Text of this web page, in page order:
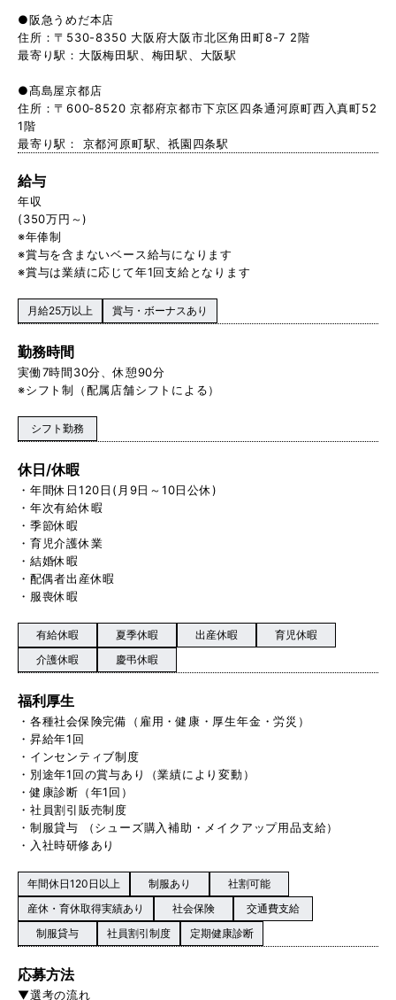
●阪急うめだ本店
住所：〒530-8350 大阪府大阪市北区角田町8-7 2階
最寄り駅：大阪梅田駅、梅田駅、大阪駅
●髙島屋京都店
住所：〒600‑8520 京都府京都市下京区四条通河原町西入真町52
1階
最寄り駅： 京都河原町駅、祇園四条駅
給与
年収
(350万円～)
※年俸制
※賞与を含まないベース給与になります
※賞与は業績に応じて年1回支給となります
月給25万以上 賞与・ボーナスあり
勤務時間
実働7時間30分、休憩90分
※シフト制（配属店舗シフトによる）
シフト勤務
休日/休暇
・年間休日120日(月9日～10日公休)
・年次有給休暇
・季節休暇
・育児介護休業
・結婚休暇
・配偶者出産休暇
・服喪休暇
有給休暇 夏季休暇 出産休暇
育児休暇
介護休暇
慶弔休暇
福利厚生
・各種社会保険完備（雇用・健康・厚生年金・労災）
・昇給年1回
・インセンティブ制度
・別途年1回の賞与あり（業績により変動）
・健康診断（年1回）
・社員割引販売制度
・制服貸与 （シューズ購入補助・メイクアップ用品支給）
・入社時研修あり
年間休日120日以上 制服あり
社割可能
産休・育休取得実績あり
社会保険
交通費支給
制服貸与
社員割引制度 定期健康診断
応募方法
▼選考の流れ